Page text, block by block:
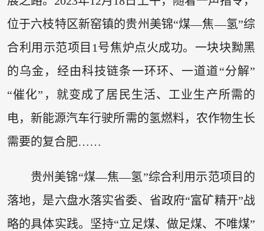
位于六枝特区新窑镇的贵州美锦“煤—焦—氢”综
合利用示范项目1号焦炉点火成功。一块块黝黑
的乌金，经由科技链条一环环、一道道“分解”
“催化”，就变成了居民生活、工业生产所需的
电，新能源汽车行驶所需的氢燃料，农作物生长
需要的复合肥……
贵州美锦“煤—焦—氢”综合利用示范项目的
落地，是六盘水落实省委、省政府“富矿精开”战
略的具体实践。坚持“立足煤、做足煤、不唯煤”